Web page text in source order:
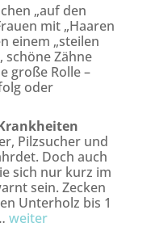
„auf den
mit „Haaren
einem „steilen
schöne Zähne
große Rolle –
oder
Pilzsucher und
Doch auch
sich nur kurz im
sein. Zecken
Unterholz bis 1
weiter